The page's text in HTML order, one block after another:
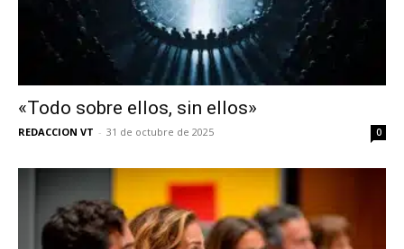
«Todo sobre ellos, sin ellos»
REDACCION VT - 31 de octubre de 2025 0